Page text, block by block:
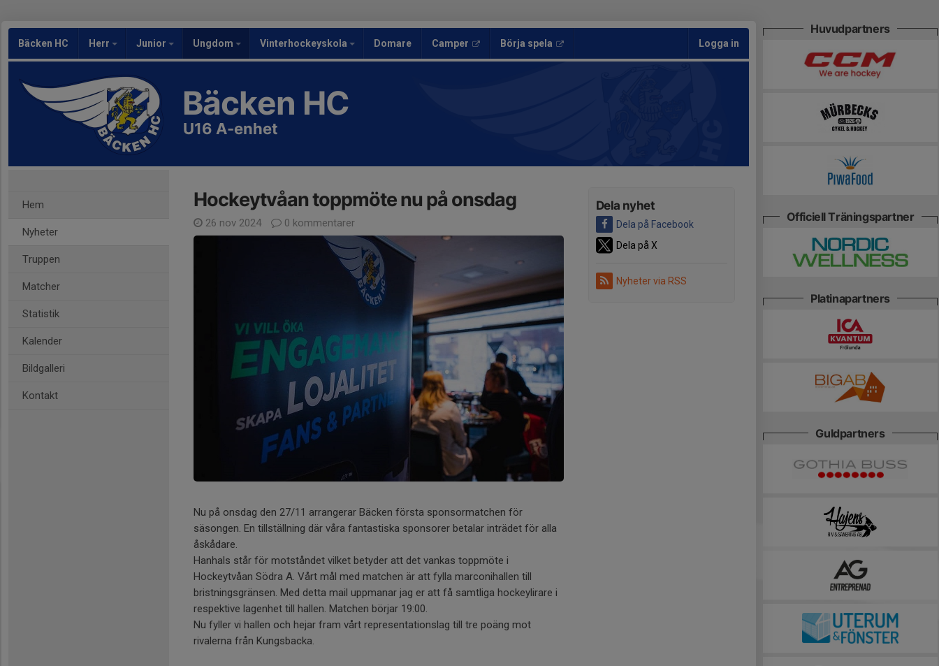
Bäcken HC Herr Junior Ungdom Vinterhockeyskola Domare Camper Börja spela Logga in
Bäcken HC
U16 A-enhet
Hem
Nyheter
Truppen
Matcher
Statistik
Kalender
Bildgalleri
Kontakt
Dela nyhet
Dela på Facebook
Dela på X
Nyheter via RSS
Hockeytvåan toppmöte nu på onsdag
26 nov 2024 0 kommentarer
Nu på onsdag den 27/11 arrangerar Bäcken första sponsormatchen för
säsongen. En tillställning där våra fantastiska sponsorer betalar inträdet för alla
åskådare.
Hanhals står för motståndet vilket betyder att det vankas toppmöte i
Hockeytvåan Södra A. Vårt mål med matchen är att fylla marconihallen till
bristningsgränsen. Med detta mail uppmanar jag er att få samtliga hockeylirare i
respektive lagenhet till hallen. Matchen börjar 19:00.
Nu fyller vi hallen och hejar fram vårt representationslag till tre poäng mot
rivalerna från Kungsbacka.
Huvudpartners
Officiell Träningspartner
Platinapartners
Guldpartners